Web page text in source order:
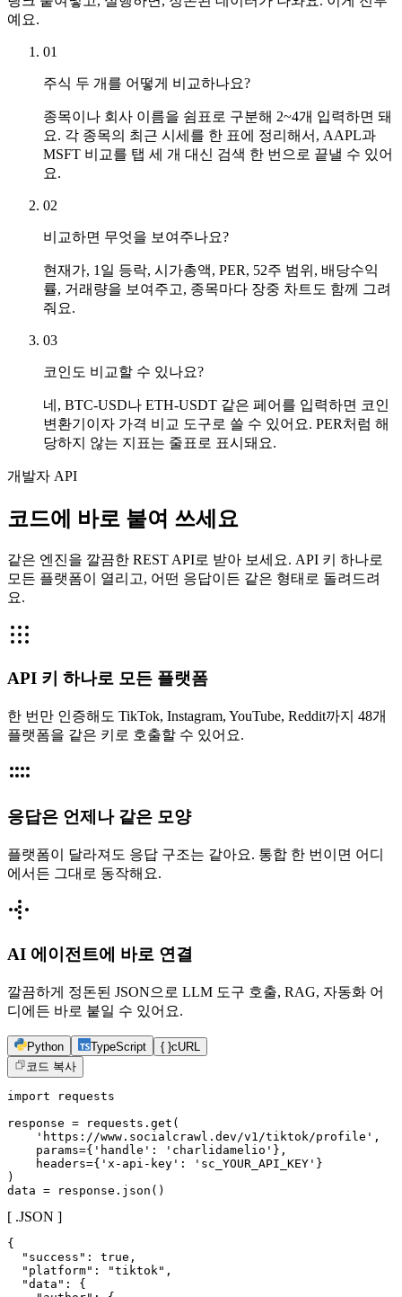
예요.
01
주식 두 개를 어떻게 비교하나요?
종목이나 회사 이름을 쉼표로 구분해 2~4개 입력하면 돼
요. 각 종목의 최근 시세를 한 표에 정리해서, AAPL과
MSFT 비교를 탭 세 개 대신 검색 한 번으로 끝낼 수 있어
요.
02
비교하면 무엇을 보여주나요?
현재가, 1일 등락, 시가총액, PER, 52주 범위, 배당수익
률, 거래량을 보여주고, 종목마다 장중 차트도 함께 그려
줘요.
03
코인도 비교할 수 있나요?
네, BTC-USD나 ETH-USDT 같은 페어를 입력하면 코인
변환기이자 가격 비교 도구로 쓸 수 있어요. PER처럼 해
당하지 않는 지표는 줄표로 표시돼요.
개발자 API
코드에 바로 붙여 쓰세요
같은 엔진을 깔끔한 REST API로 받아 보세요. API 키 하나로
모든 플랫폼이 열리고, 어떤 응답이든 같은 형태로 돌려드려
요.
API 키 하나로 모든 플랫폼
한 번만 인증해도 TikTok, Instagram, YouTube, Reddit까지 48개
플랫폼을 같은 키로 호출할 수 있어요.
응답은 언제나 같은 모양
플랫폼이 달라져도 응답 구조는 같아요. 통합 한 번이면 어디
에서든 그대로 동작해요.
AI 에이전트에 바로 연결
깔끔하게 정돈된 JSON으로 LLM 도구 호출, RAG, 자동화 어
디에든 바로 붙일 수 있어요.
Python TypeScript { }cURL
코드 복사
import requests
response = requests.get(
    'https://www.socialcrawl.dev/v1/tiktok/profile',
    params={'handle': 'charlidamelio'},
    headers={'x-api-key': 'sc_YOUR_API_KEY'}
)
data = response.json()
[ .JSON ]
{
  "success": true,
  "platform": "tiktok",
  "data": {